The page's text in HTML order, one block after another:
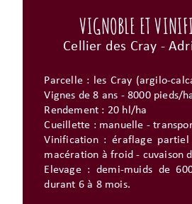
VIGNOBLE ET
Cellier des Cray -
Parcelle : les Cray (argilo-
Vignes de 8 ans - 8000 pieds/
Rendement : 20 hl/ha
Cueillette : manuelle -
Vinification : éraflage
macération à froid - cuvaison
Elevage : demi-muids de
durant 6 à 8 mois.